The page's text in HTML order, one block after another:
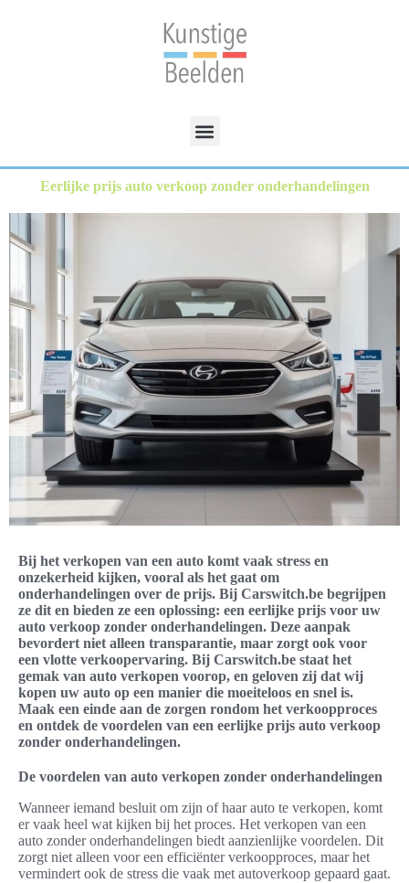
Eerlijke prijs auto verkoop zonder onderhandelingen
Bij het verkopen van een auto komt vaak stress en
onzekerheid kijken, vooral als het gaat om
onderhandelingen over de prijs. Bij Carswitch.be begrijpen
ze dit en bieden ze een oplossing: een eerlijke prijs voor uw
auto verkoop zonder onderhandelingen. Deze aanpak
bevordert niet alleen transparantie, maar zorgt ook voor
een vlotte verkoopervaring. Bij Carswitch.be staat het
gemak van auto verkopen voorop, en geloven zij dat wij
kopen uw auto op een manier die moeiteloos en snel is.
Maak een einde aan de zorgen rondom het verkoopproces
en ontdek de voordelen van een eerlijke prijs auto verkoop
zonder onderhandelingen.
De voordelen van auto verkopen zonder onderhandelingen
Wanneer iemand besluit om zijn of haar auto te verkopen, komt
er vaak heel wat kijken bij het proces. Het verkopen van een
auto zonder onderhandelingen biedt aanzienlijke voordelen. Dit
zorgt niet alleen voor een efficiënter verkoopproces, maar het
vermindert ook de stress die vaak met autoverkoop gepaard gaat.